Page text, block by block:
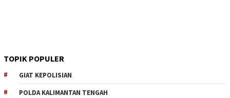
TOPIK POPULER
GIAT KEPOLISIAN
POLDA KALIMANTAN TENGAH